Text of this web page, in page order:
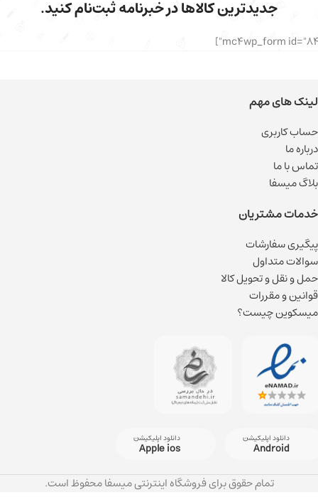
جدیدترین کالاها در خبرنامه ثبت‌نام کنید.
لینک های مهم
حساب کاربری
درباره ما
تماس با ما
بلاگ میسفا
خدمات مشتریان
پیگیری سفارشات
سوالات متداول
حمل و نقل و تحویل کالا
قوانین و مقررات
میسکوین چیست؟
دانلود اپلیکیشن
Android
دانلود اپلیکیشن
Apple ios
تمام حقوق برای فروشگاه اینترنتی میسفا محفوظ است.